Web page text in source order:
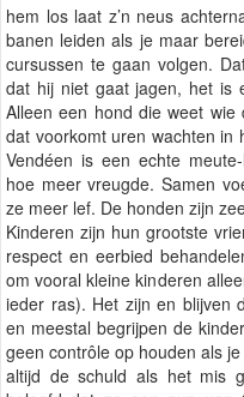
hem los laat z’n neus
banen leiden als je maar
cursussen te gaan volgen.
dat hij niet gaat jagen, het is
Alleen een hond die weet
dat voorkomt uren wachten
Vendéen is een echte
hoe meer vreugde. Samen
ze meer lef. De honden zijn
Kinderen zijn hun grootste
respect en eerbied
om vooral kleine kinderen
ieder ras). Het zijn en blijven
en meestal begrijpen de
geen contrôle op houden als
altijd de schuld als het mis